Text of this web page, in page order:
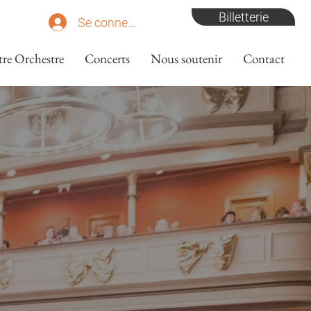
Se connecter Billetterie
Orchestre Concerts Nous soutenir Contact